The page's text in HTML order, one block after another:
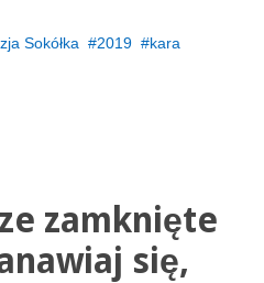
Sokółka 2019
kara
zamknięte
się,